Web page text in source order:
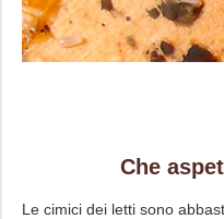
Che
Le cimici dei letti sono